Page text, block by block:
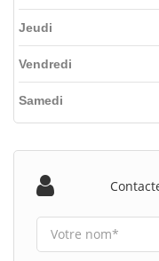
Jeudi
Vendredi
Samedi